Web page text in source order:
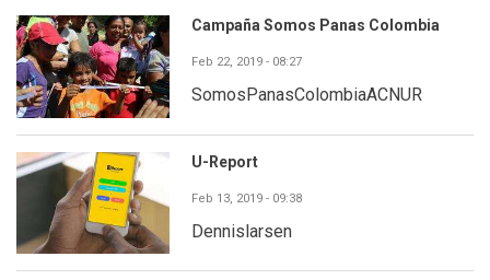
Campaña Somos Panas Colombia
Feb 22, 2019 - 08:27
SomosPanasColombiaACNUR
U-Report
Feb 13, 2019 - 09:38
Dennislarsen